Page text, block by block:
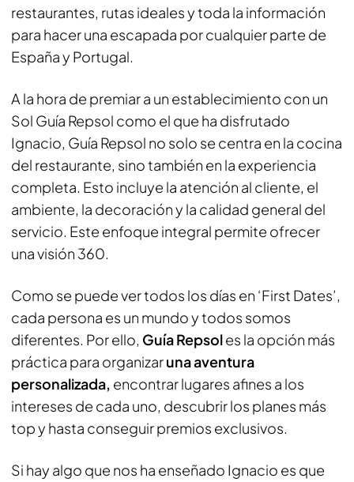
restaurantes, rutas ideales y toda la información
para hacer una escapada por cualquier parte de
España y Portugal.
A la hora de premiar a un establecimiento con un
Sol Guía Repsol como el que ha disfrutado
Ignacio, Guía Repsol no solo se centra en la cocina
del restaurante, sino también en la experiencia
completa. Esto incluye la atención al cliente, el
ambiente, la decoración y la calidad general del
servicio. Este enfoque integral permite ofrecer
una visión 360.
Como se puede ver todos los días en ‘First Dates’,
cada persona es un mundo y todos somos
diferentes. Por ello, Guía Repsoles la opción más
práctica para organizaruna aventura
personalizada, encontrar lugares afines a los
intereses de cada uno, descubrir los planes más
top y hasta conseguir premios exclusivos.
Si hay algo que nos ha enseñado Ignacio es que